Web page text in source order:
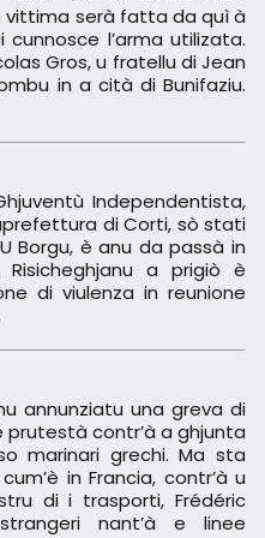
vittima serà fatta da quì à
l’arma utilizata.
Gros, u fratellu di Jean
in a cità di Bunifaziu.
Independentista,
di Corti, sò stati
Borgu, è anu da passà in
a prigiò è
di viulenza in reunione
annunziatu una greva di
prutestà contr’à a ghjunta
marinari grechi. Ma sta
in Francia, contr’à u
di i trasporti, Frédéric
nant’à e linee